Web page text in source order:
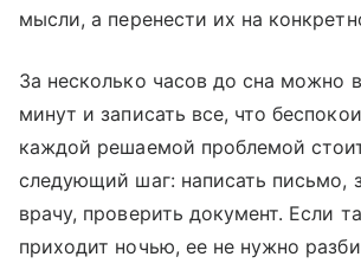
мысли, а перенести их на
За несколько часов до сна можно
минут и записать все, что
каждой решаемой проблемой
следующий шаг: написать письмо,
врачу, проверить документ. Если
приходит ночью, ее не нужно